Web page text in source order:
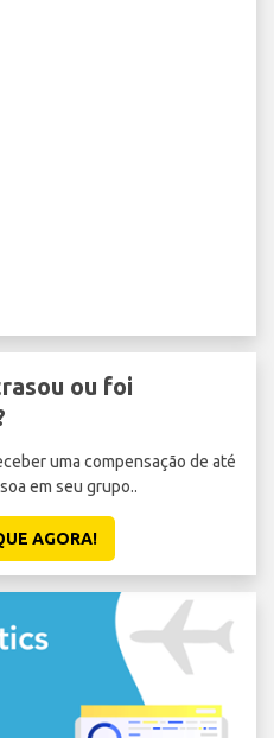
ou foi
uma compensação de até
em seu grupo..
AGORA!